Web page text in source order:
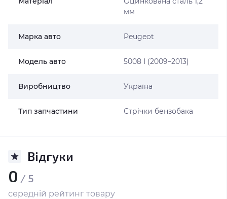
мм
Марка авто Peugeot
Модель авто 5008 І (2009–2013)
Виробництво Україна
Тип запчастини Стрічки бензобака
Відгуки
0 / 5
середній рейтинг товару